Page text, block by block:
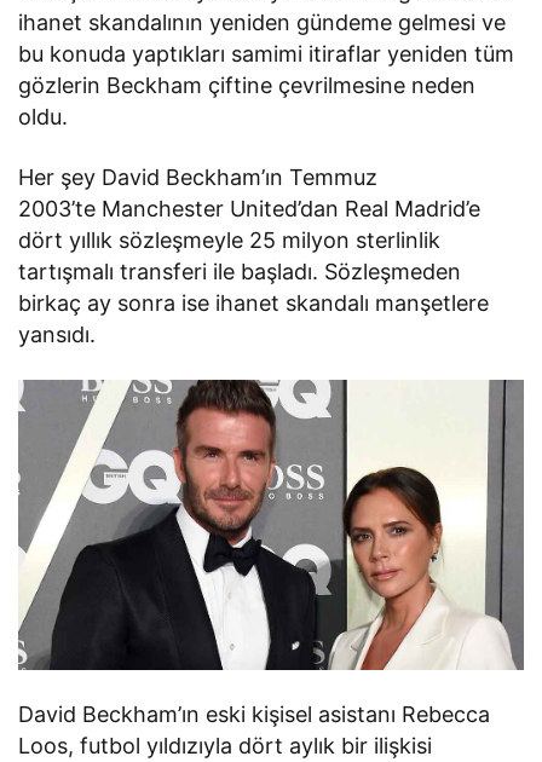
ihanet skandalının yeniden gündeme gelmesi ve
bu konuda yaptıkları samimi itiraflar yeniden tüm
gözlerin Beckham çiftine çevrilmesine neden
oldu.
Her şey David Beckham’ın Temmuz
2003’te Manchester United’dan Real Madrid’e
dört yıllık sözleşmeyle 25 milyon sterlinlik
tartışmalı transferi ile başladı. Sözleşmeden
birkaç ay sonra ise ihanet skandalı manşetlere
yansıdı.
David Beckham’ın eski kişisel asistanı Rebecca
Loos, futbol yıldızıyla dört aylık bir ilişkisi